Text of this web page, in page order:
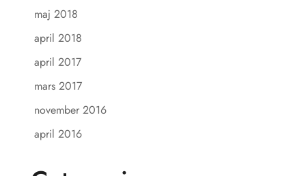
maj 2018
april 2018
april 2017
mars 2017
november 2016
april 2016